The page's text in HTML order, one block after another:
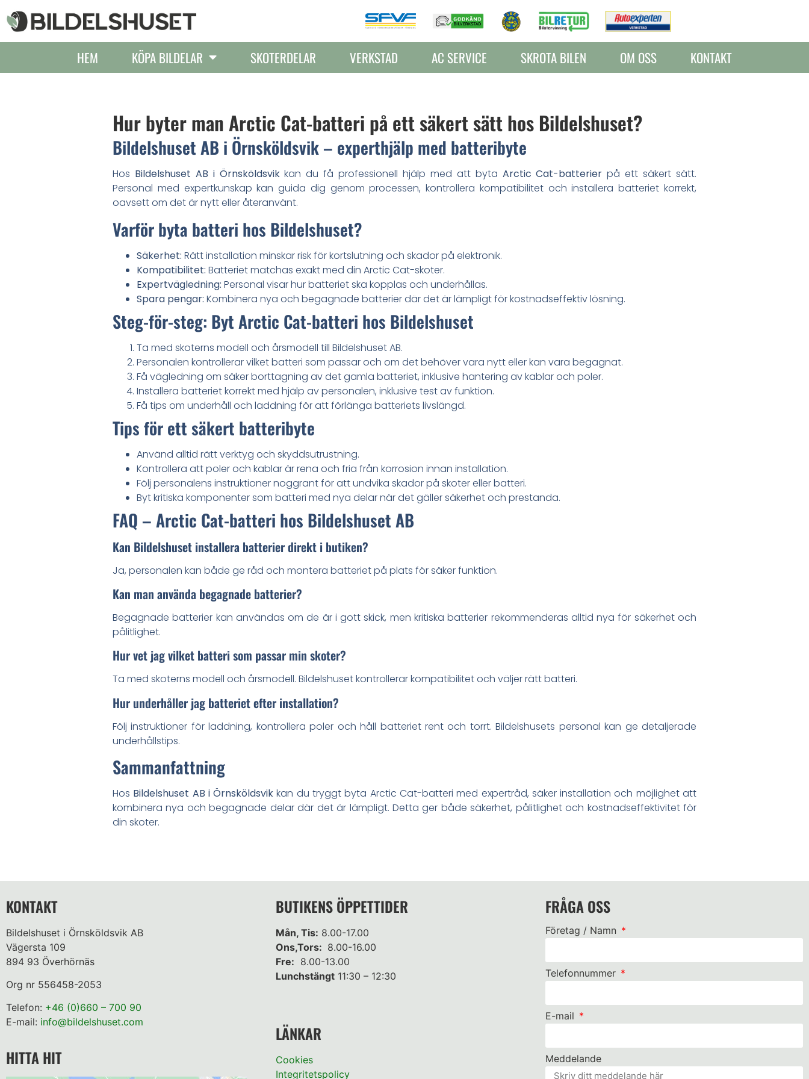
HEM KÖPA BILDELAR SKOTERDELAR VERKSTAD AC SERVICE SKROTA BILEN OM OSS KONTAKT
Hur byter man Arctic Cat-batteri på ett säkert sätt hos Bildelshuset?
Bildelshuset AB i Örnsköldsvik – experthjälp med batteribyte
Hos Bildelshuset AB i Örnsköldsvikkan du få professionell hjälp med att byta Arctic Cat-batterier på ett säkert sätt.
Personal med expertkunskap kan guida dig genom processen, kontrollera kompatibilitet och installera batteriet korrekt,
oavsett om det är nytt eller återanvänt.
Varför byta batteri hos Bildelshuset?
Säkerhet: Rätt installation minskar risk för kortslutning och skador på elektronik.
Kompatibilitet: Batteriet matchas exakt med din Arctic Cat-skoter.
Expertvägledning: Personal visar hur batteriet ska kopplas och underhållas.
Spara pengar: Kombinera nya och begagnade batterier där det är lämpligt för kostnadseffektiv lösning.
Steg-för-steg: Byt Arctic Cat-batteri hos Bildelshuset
Ta med skoterns modell och årsmodell till Bildelshuset AB.
Personalen kontrollerar vilket batteri som passar och om det behöver vara nytt eller kan vara begagnat.
Få vägledning om säker borttagning av det gamla batteriet, inklusive hantering av kablar och poler.
Installera batteriet korrekt med hjälp av personalen, inklusive test av funktion.
Få tips om underhåll och laddning för att förlänga batteriets livslängd.
Tips för ett säkert batteribyte
Använd alltid rätt verktyg och skyddsutrustning.
Kontrollera att poler och kablar är rena och fria från korrosion innan installation.
Följ personalens instruktioner noggrant för att undvika skador på skoter eller batteri.
Byt kritiska komponenter som batteri med nya delar när det gäller säkerhet och prestanda.
FAQ – Arctic Cat-batteri hos Bildelshuset AB
Kan Bildelshuset installera batterier direkt i butiken?
Ja, personalen kan både ge råd och montera batteriet på plats för säker funktion.
Kan man använda begagnade batterier?
Begagnade batterier kan användas om de är i gott skick, men kritiska batterier rekommenderas alltid nya för säkerhet och
pålitlighet.
Hur vet jag vilket batteri som passar min skoter?
Ta med skoterns modell och årsmodell. Bildelshuset kontrollerar kompatibilitet och väljer rätt batteri.
Hur underhåller jag batteriet efter installation?
Följ instruktioner för laddning, kontrollera poler och håll batteriet rent och torrt. Bildelshusets personal kan ge detaljerade
underhållstips.
Sammanfattning
Hos Bildelshuset AB i Örnsköldsvik kan du tryggt byta Arctic Cat-batteri med expertråd, säker installation och möjlighet att
kombinera nya och begagnade delar där det är lämpligt. Detta ger både säkerhet, pålitlighet och kostnadseffektivitet för
din skoter.
KONTAKT
Bildelshuset i Örnsköldsvik AB
Vägersta 109
894 93 Överhörnäs
Org nr 556458-2053
Telefon: +46 (0)660 – 700 90
E-mail: info@bildelshuset.com
HITTA HIT
BUTIKENS ÖPPETTIDER
Mån, Tis: 8.00-17.00
Ons,Tors: 8.00-16.00
Fre: 8.00-13.00
Lunchstängt11:30 – 12:30
LÄNKAR
Cookies
Integritetspolicy
FRÅGA OSS
Företag / Namn
Telefonnummer
E-mail
Meddelande